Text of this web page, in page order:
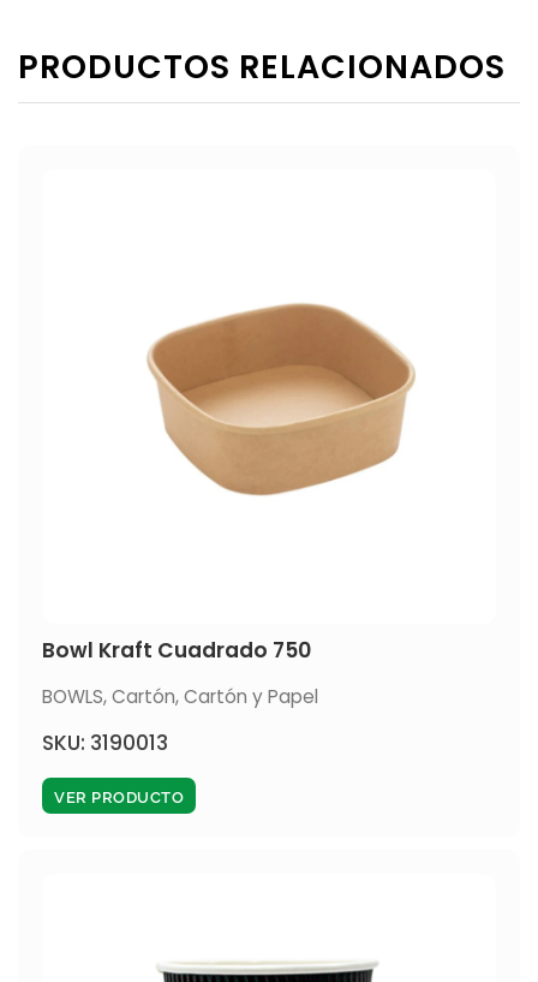
PRODUCTOS RELACIONADOS
Bowl Kraft Cuadrado 750
BOWLS,Cartón,Cartón y Papel
SKU: 3190013
VER PRODUCTO